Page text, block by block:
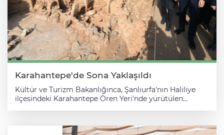
Karahantepe'de Sona Yaklaşıldı
Kültür ve Turizm Bakanlığınca, Şanlıurfa'nın Haliliye
ilçesindeki Karahantepe Ören Yeri'nde yürütülen
yapılan açıklamaya göre, "Geleceğe Miras" vizyonu